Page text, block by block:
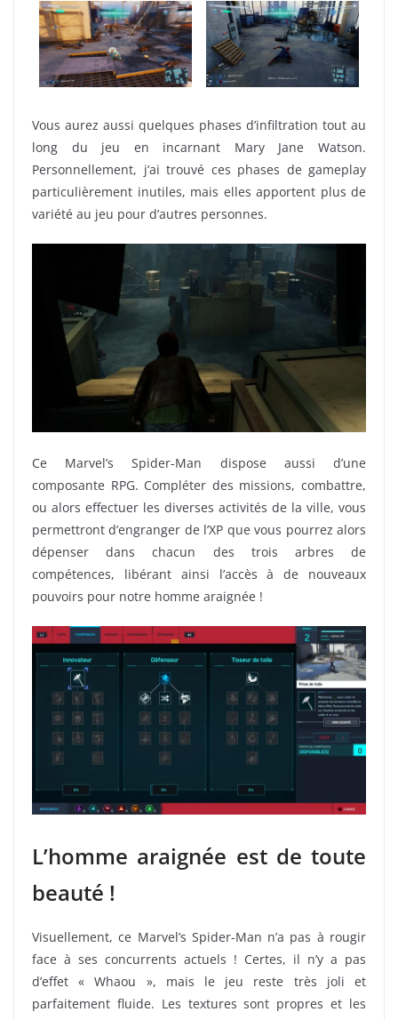
Vous aurez aussi quelques phases d’infiltration tout au
long du jeu en incarnant Mary Jane Watson.
Personnellement, j’ai trouvé ces phases de gameplay
particulièrement inutiles, mais elles apportent plus de
variété au jeu pour d’autres personnes.
Ce Marvel’s Spider-Man dispose aussi d’une
composante RPG. Compléter des missions, combattre,
ou alors effectuer les diverses activités de la ville, vous
permettront d’engranger de l’XP que vous pourrez alors
dépenser dans chacun des trois arbres de
compétences, libérant ainsi l’accès à de nouveaux
pouvoirs pour notre homme araignée !
L’homme araignée est de toute
beauté !
Visuellement, ce Marvel’s Spider-Man n’a pas à rougir
face à ses concurrents actuels ! Certes, il n’y a pas
d’effet « Whaou », mais le jeu reste très joli et
parfaitement fluide. Les textures sont propres et les